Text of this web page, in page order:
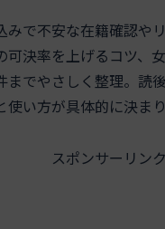
みで不安な在籍確認や
可決率を上げるコツ、
までやさしく整理。読
使い方が具体的に決まり
スポンサーリンク